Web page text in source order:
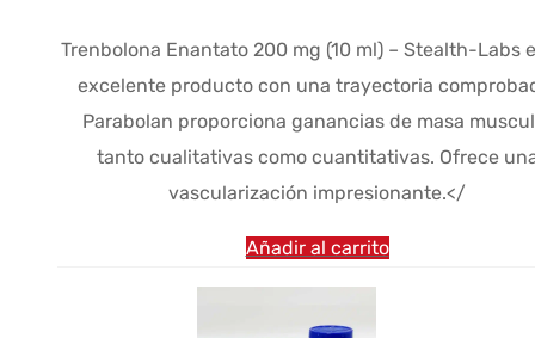
Trenbolona Enantato 200 mg (10 ml) – Stealth-Labs
excelente producto con una trayectoria
Parabolan proporciona ganancias de masa
tanto cualitativas como cuantitativas. Ofrece
vascularización impresionante.</
Añadir al carrito